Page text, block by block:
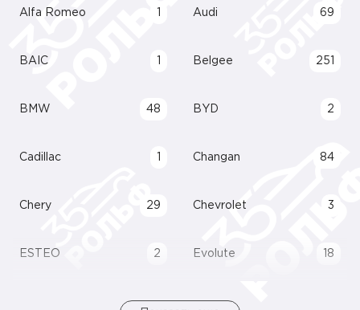
Alfa Romeo Audi 69
BAIC Belgee 251
BMW 48 BYD 2
Cadillac Changan 84
Chery 29 Chevrolet 3
ESTEO 2 Evolute 18